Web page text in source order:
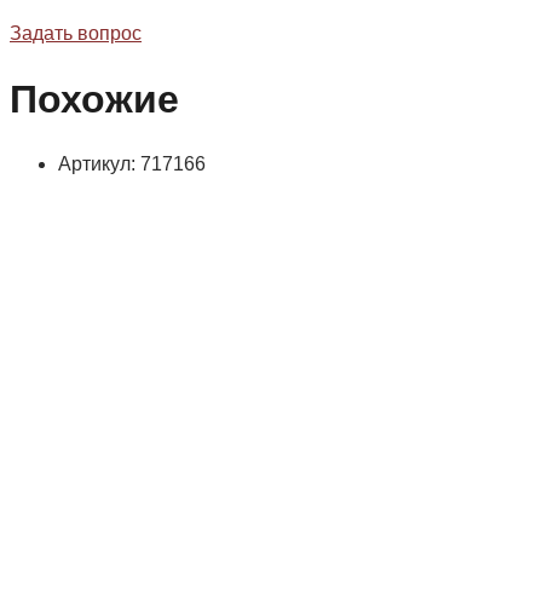
Задать вопрос
Похожие
Артикул: 717166